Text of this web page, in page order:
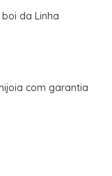
da Linha
com garantia